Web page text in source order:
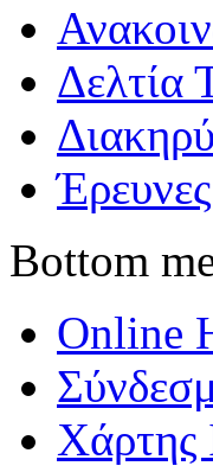
Δελτία
Bottom
Online
Χάρτης